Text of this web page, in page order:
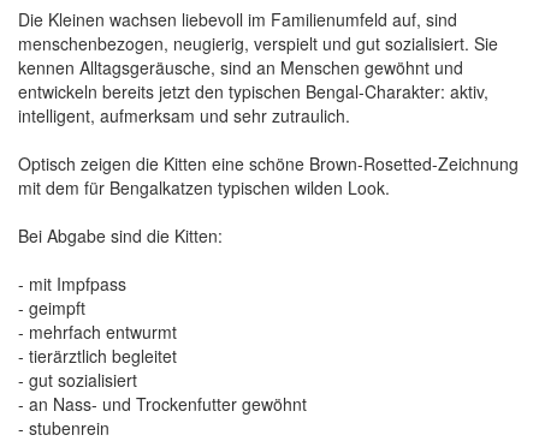
Die Kleinen wachsen liebevoll im Familienumfeld auf, sind
menschenbezogen, neugierig, verspielt und gut sozialisiert. Sie
kennen Alltagsgeräusche, sind an Menschen gewöhnt und
entwickeln bereits jetzt den typischen Bengal-Charakter: aktiv,
intelligent, aufmerksam und sehr zutraulich.
Optisch zeigen die Kitten eine schöne Brown-Rosetted-Zeichnung
mit dem für Bengalkatzen typischen wilden Look.
Bei Abgabe sind die Kitten:
- mit Impfpass
- geimpft
- mehrfach entwurmt
- tierärztlich begleitet
- gut sozialisiert
- an Nass- und Trockenfutter gewöhnt
- stubenrein